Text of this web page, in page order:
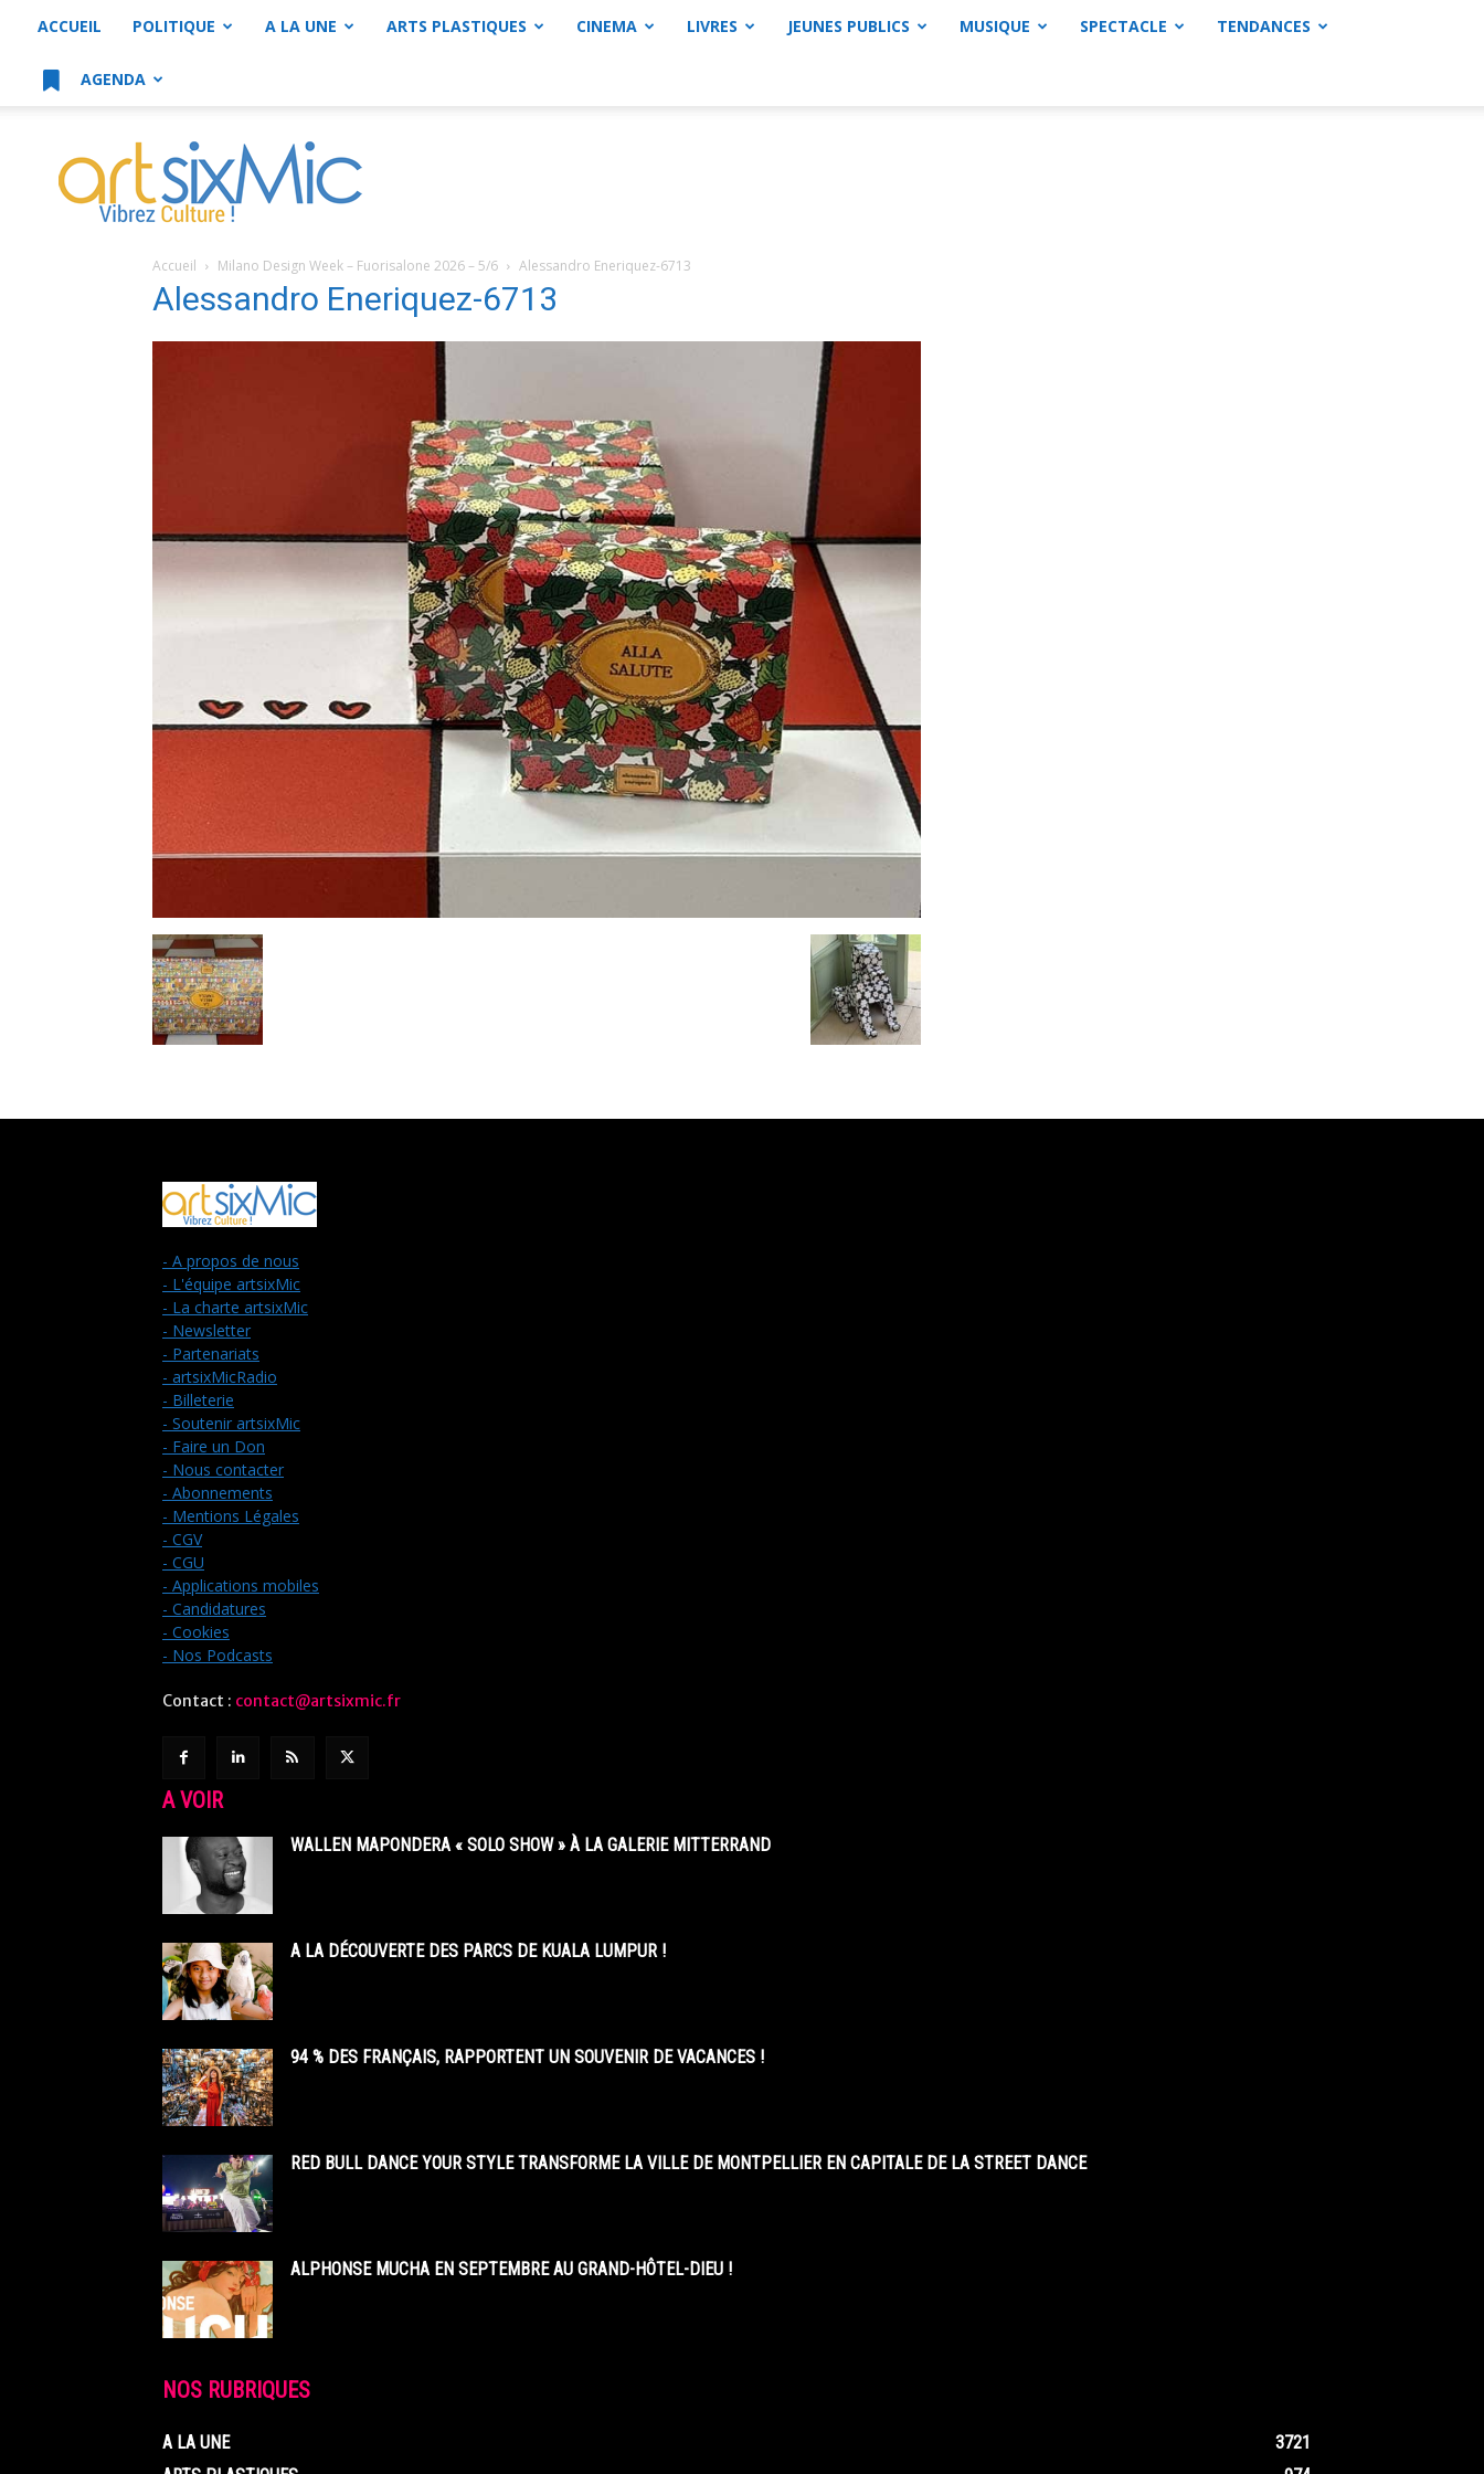
ACCUEIL POLITIQUE A LA UNE ARTS PLASTIQUES CINEMA LIVRES JEUNES PUBLICS MUSIQUE SPECTACLE TENDANCES
AGENDA
artsixMic
Accueil Milano Design Week – Fuorisalone 2026 – 5/6 Alessandro Eneriquez-6713
Alessandro Eneriquez-6713
- A propos de nous
- L'équipe artsixMic
- La charte artsixMic
- Newsletter
- Partenariats
- artsixMicRadio
- Billeterie
- Soutenir artsixMic
- Faire un Don
- Nous contacter
- Abonnements
- Mentions Légales
- CGV
- CGU
- Applications mobiles
- Candidatures
- Cookies
- Nos Podcasts
Contact : contact@artsixmic.fr
A VOIR
WALLEN MAPONDERA « SOLO SHOW » À LA GALERIE MITTERRAND
A LA DÉCOUVERTE DES PARCS DE KUALA LUMPUR !
94 % DES FRANÇAIS, RAPPORTENT UN SOUVENIR DE VACANCES !
RED BULL DANCE YOUR STYLE TRANSFORME LA VILLE DE MONTPELLIER EN CAPITALE DE LA STREET DANCE
ALPHONSE MUCHA EN SEPTEMBRE AU GRAND-HÔTEL-DIEU !
NOS RUBRIQUES
A LA UNE
3721